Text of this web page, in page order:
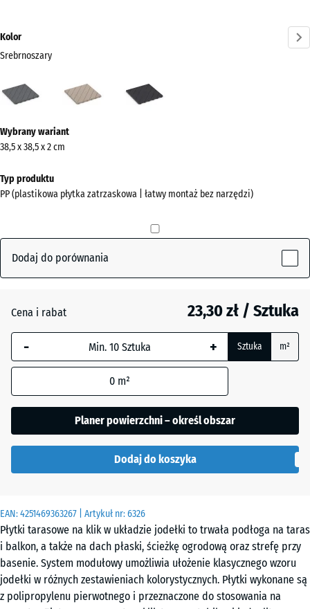
EAN:4251469363267 | Artykuł nr:6326
Płytki tarasowe na klik w układzie jodełki to trwała podłoga na taras
i balkon, a także na dach płaski, ścieżkę ogrodową oraz strefę przy
basenie. System modułowy umożliwia ułożenie klasycznego wzoru
jodełki w różnych zestawieniach kolorystycznych. Płytki wykonane są
z polipropylenu pierwotnego i przeznaczone do stosowania na
Kolor
Srebrnoszary
(active)
informacji
o
kolorach?
Pokaż
Srebrnoszary(active)
Wanilia
Wybrany wariant
38,5 x 38,5 x 2 cm
Typ produktu
PP (plastikowa płytka zatrzaskowa | łatwy montaż bez narzędzi)
Dodaj do porównania
Cena i rabat 23,30 zł / Sztuka
- + Sztuka m²
0 m²
Planer powierzchni – określ obszar
Dodaj do koszyka